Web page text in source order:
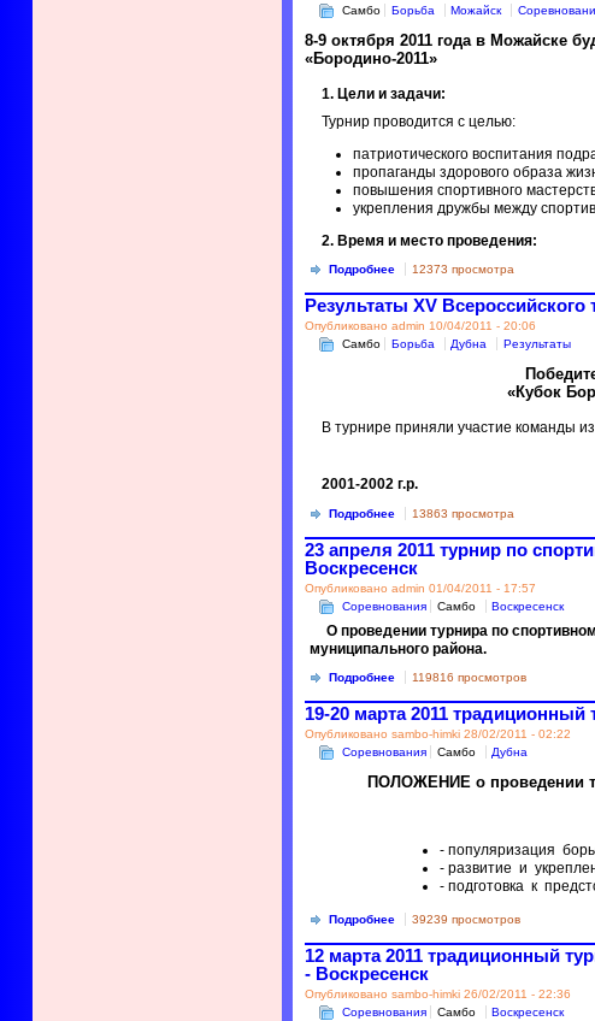
Самбо
Борьба Можайск
8-9 октября 2011 года в Можайске
«Бородино-2011»
1. Цели и задачи:
Турнир проводится с целью:
патриотического воспитания
пропаганды здорового образа
повышения спортивного
укрепления дружбы между
2. Время и место проведения:
Подробнее 12373 просмотра
Результаты XV
Опубликовано admin 10/04/2011 - 20:06
Самбо
Борьба Дубна Результаты
«Кубок
В турнире приняли участие команды
2001-2002 г.р.
Подробнее 13863 просмотра
23 апреля 2011 турнир по
Воскресенск
Опубликовано admin 01/04/2011 - 17:57
Соревнования
Самбо Воскресенск
О проведении турнира по
муниципального района.
Подробнее 119816 просмотров
19-20 марта 2011
Опубликовано sambo-himki 28/02/2011 - 02:22
Соревнования
Самбо Дубна
ПОЛОЖЕНИЕо проведении
- популяризация
- развитие и
- подготовка к
Подробнее 39239 просмотров
12 марта 2011 традиционный
- Воскресенск
Опубликовано sambo-himki 26/02/2011 - 22:36
Соревнования
Самбо Воскресенск